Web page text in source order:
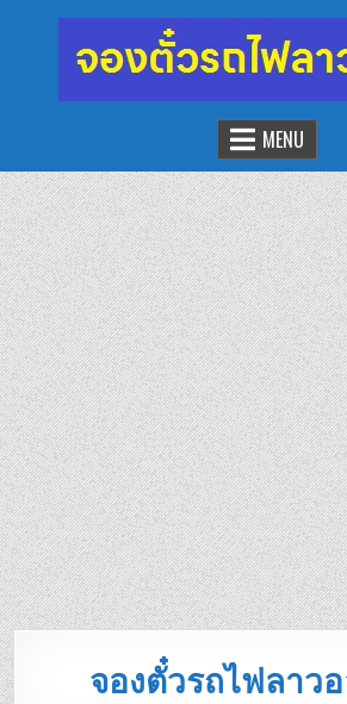
จองตั๋วรถไฟลาว-จีน
นั่งรถไฟเที่ยวประเทศลาว
MENU
จองตั๋วรถไฟลาว